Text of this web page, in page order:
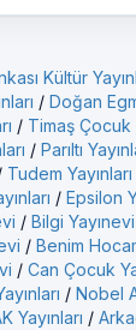
Kültür
/ Doğan
/ Timaş Çocuk
/ Parıltı
Tudem Yayınları
/ Epsilon
/ Bilgi Yayınevi
/ Benim
/ Can Çocuk
/ Nobel
Yayınları /